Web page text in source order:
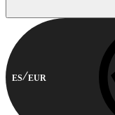
ES EUR